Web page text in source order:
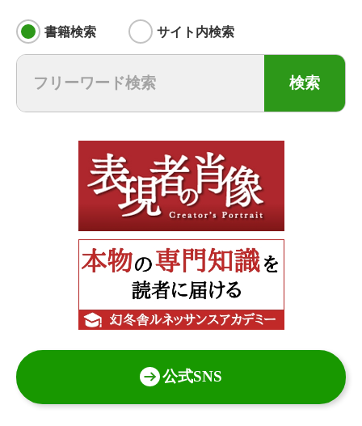
書籍検索 サイト内検索
検索
公式SNS